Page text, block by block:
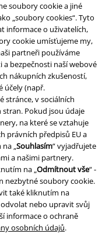
soubory cookie a jiné
„soubory cookies“. Tyto
informace o uživatelích,
cookie umísťujeme my,
partneři používáme
bezpečnosti naší webové
nákupních zkušeností,
účely (např.
stránce, v sociálních
Pokud jsou údaje
na které se vztahuje
právních předpisů EU a
„Souhlasím“ vyjadřujete
a našimi partnery.
na „Odmítnout vše“ -
nezbytné soubory cookie.
také kliknutím na
nebo upravit svůj
informace o ochraně
osobních údajů.
Company